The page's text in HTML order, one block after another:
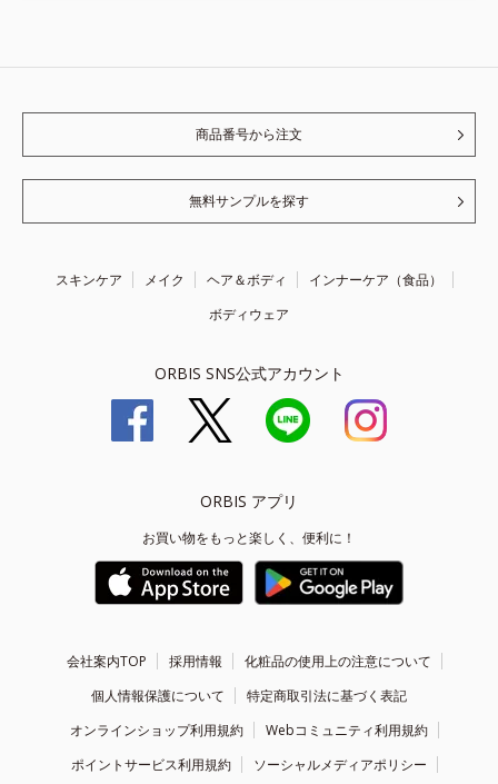
商品番号から注文
無料サンプルを探す
スキンケア メイク ヘア＆ボディ
インナーケア（食品）
ボディウェア
ORBIS SNS公式アカウント
ORBIS アプリ
お買い物をもっと楽しく、便利に！
会社案内TOP 採用情報
化粧品の使用上の注意について
個人情報保護について
特定商取引法に基づく表記
オンラインショップ利用規約
Webコミュニティ利用規約
ポイントサービス利用規約
ソーシャルメディアポリシー